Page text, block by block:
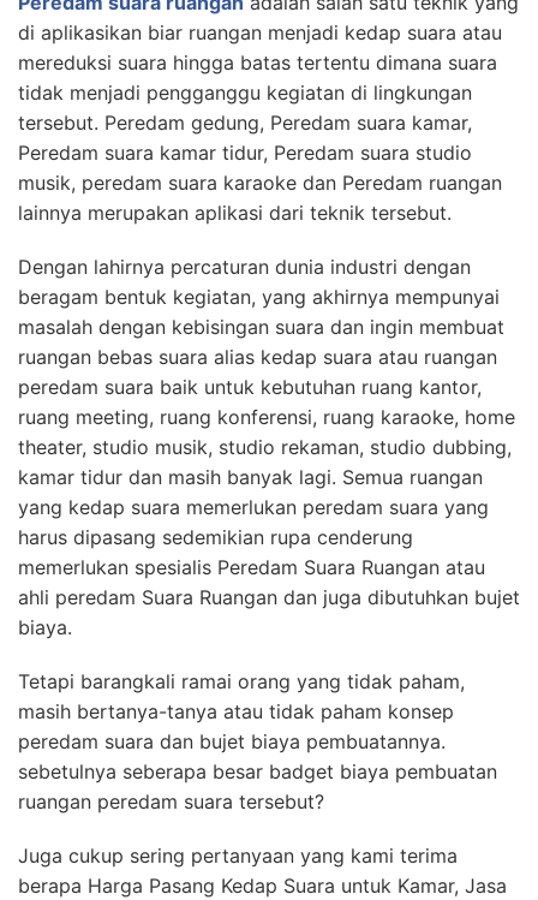
di aplikasikan biar ruangan menjadi kedap suara atau
mereduksi suara hingga batas tertentu dimana suara
tidak menjadi pengganggu kegiatan di lingkungan
tersebut. Peredam gedung, Peredam suara kamar,
Peredam suara kamar tidur, Peredam suara studio
musik, peredam suara karaoke dan Peredam ruangan
lainnya merupakan aplikasi dari teknik tersebut.
Dengan lahirnya percaturan dunia industri dengan
beragam bentuk kegiatan, yang akhirnya mempunyai
masalah dengan kebisingan suara dan ingin membuat
ruangan bebas suara alias kedap suara atau ruangan
peredam suara baik untuk kebutuhan ruang kantor,
ruang meeting, ruang konferensi, ruang karaoke, home
theater, studio musik, studio rekaman, studio dubbing,
kamar tidur dan masih banyak lagi. Semua ruangan
yang kedap suara memerlukan peredam suara yang
harus dipasang sedemikian rupa cenderung
memerlukan spesialis Peredam Suara Ruangan atau
ahli peredam Suara Ruangan dan juga dibutuhkan bujet
biaya.
Tetapi barangkali ramai orang yang tidak paham,
masih bertanya-tanya atau tidak paham konsep
peredam suara dan bujet biaya pembuatannya.
sebetulnya seberapa besar badget biaya pembuatan
ruangan peredam suara tersebut?
Juga cukup sering pertanyaan yang kami terima
berapa Harga Pasang Kedap Suara untuk Kamar, Jasa